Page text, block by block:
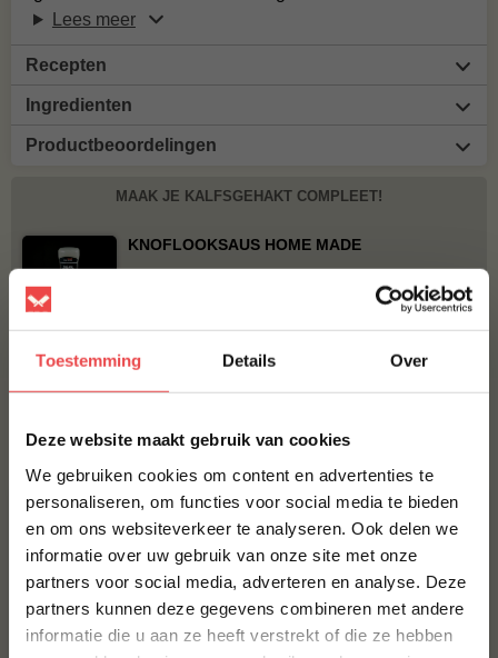
Toestemming Details Over
Deze website maakt gebruik van cookies
We gebruiken cookies om content en advertenties te
personaliseren, om functies voor social media te bieden
en om ons websiteverkeer te analyseren. Ook delen we
informatie over uw gebruik van onze site met onze
partners voor social media, adverteren en analyse. Deze
partners kunnen deze gegevens combineren met andere
informatie die u aan ze heeft verstrekt of die ze hebben
Lees meer
Recepten
Ingredienten
Productbeoordelingen
MAAK JE KALFSGEHAKT COMPLEET!
KNOFLOOKSAUS HOME MADE
€ 6,50
BBQUALITY BEEF RUB
Bestel alles
10% korting op je
eerste bestelling*
Schrijf je in voor onze nieuwsbrief en ontvang direct
10% korting op jouw eerste bestelling.